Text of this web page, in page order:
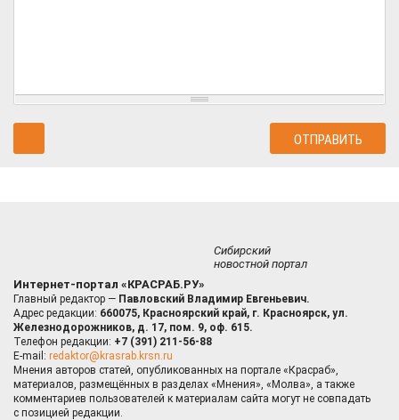
Сибирский
новостной портал
Интернет-портал «КРАСРАБ.РУ»
Главный редактор — Павловский Владимир Евгеньевич.
Адрес редакции: 660075, Красноярский край, г. Красноярск, ул.
Железнодорожников, д. 17, пом. 9, оф. 615.
Телефон редакции: +7 (391) 211-56-88
E-mail: redaktor@krasrab.krsn.ru
Мнения авторов статей, опубликованных на портале «Красраб»,
материалов, размещённых в разделах «Мнения», «Молва», а также
комментариев пользователей к материалам сайта могут не совпадать
с позицией редакции.